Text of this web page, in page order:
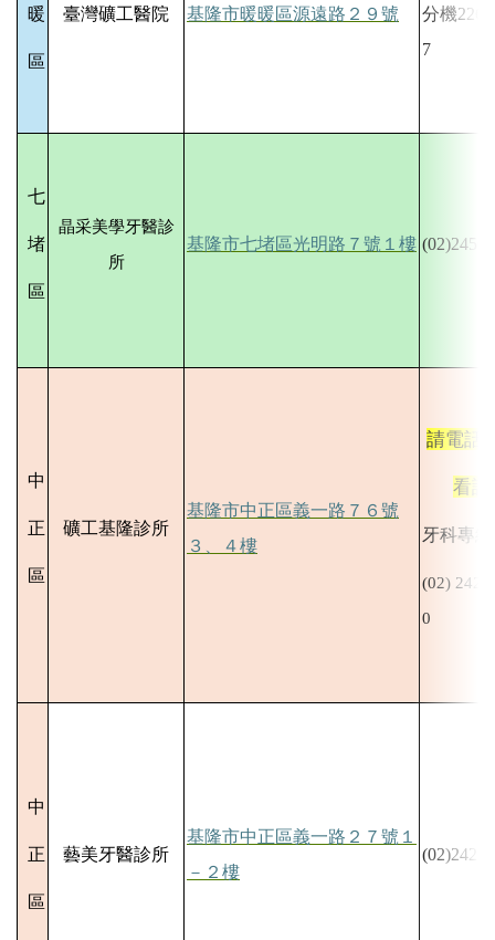
暖
區
臺灣礦工醫院 基隆市暖暖區源遠路２９號
分機226
7
七
堵
區
晶采美學牙醫診
所
基隆市七堵區光明路７號１樓 (02)2456-
中
正
區
礦工基隆診所
基隆市中正區義一路７６號
３、４樓
請電話
看診
牙科專線
(02)
0
中
正
區
藝美牙醫診所
基隆市中正區義一路２７號１
－２樓
(02)2425-